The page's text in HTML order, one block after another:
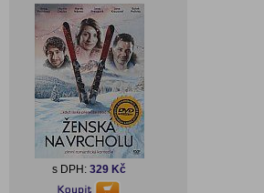
s DPH: 329 Kč